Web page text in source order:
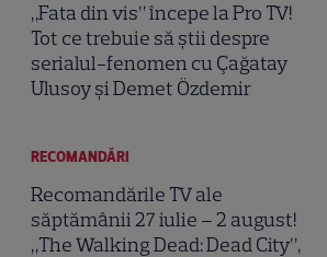
„Fata din vis” începe la Pro TV!
Tot ce trebuie să știi despre
serialul-fenomen cu Çağatay
Ulusoy și Demet Özdemir
RECOMANDĂRI
Recomandările TV ale
săptămânii 27 iulie – 2 august!
„The Walking Dead: Dead City”,